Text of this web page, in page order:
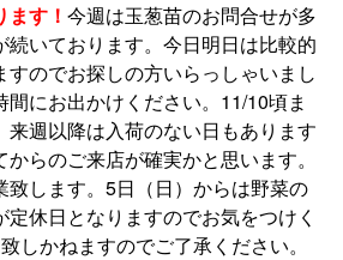
す！ 今週は玉葱苗のお問合せが多
続いております。今日明日は比較的
すのでお探しの方いらっしゃいまし
にお出かけください。11/10頃ま
来週以降は入荷のない日もあります
らのご来店が確実かと思います。
致します。5日（日）からは野菜の
休日となりますのでお気をつけく
しかねますのでご了承ください。